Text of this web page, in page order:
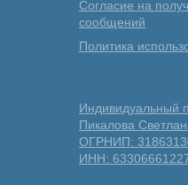
Политика
Согласие на
сообщений
Индивидуальный
Пикалова
ОГРНИП:
ИНН: